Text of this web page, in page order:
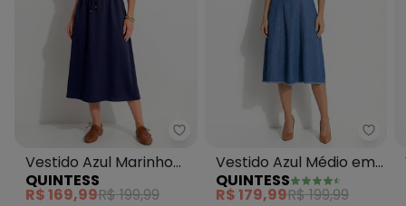
Quintess - Vestido Azul
Vestido Azul Marinho
em Acetinado
QUINTESS
R$ 169,99R$ 199,99
Vestido Azul Médio em
Jeans
QUINTESS
R$ 179,99R$ 199,99